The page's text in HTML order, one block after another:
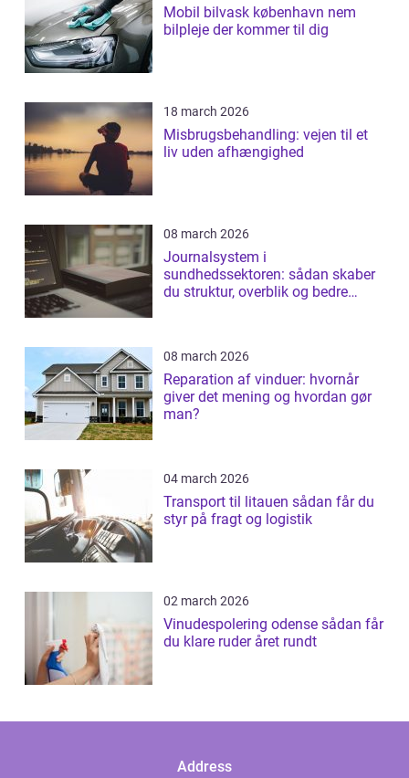
Mobil bilvask københavn nem
bilpleje der kommer til dig
18 march 2026
Misbrugsbehandling: vejen til et
liv uden afhængighed
08 march 2026
Journalsystem i
sundhedssektoren: sådan skaber
du struktur, overblik og bedre
08 march 2026
Reparation af vinduer: hvornår
giver det mening og hvordan gør
man?
04 march 2026
Transport til litauen sådan får du
styr på fragt og logistik
02 march 2026
Vinudespolering odense sådan får
du klare ruder året rundt
Address